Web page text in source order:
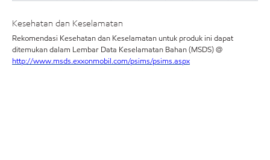
Kesehatan dan Keselamatan
Rekomendasi Kesehatan dan Keselamatan untuk produk ini dapat
ditemukan dalam Lembar Data Keselamatan Bahan (MSDS) @
http://www.msds.exxonmobil.com/psims/psims.aspx